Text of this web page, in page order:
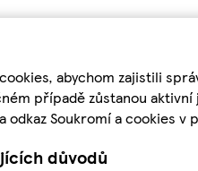
abychom zajistili
případě zůstanou
odkaz Soukromí a cookies v
důvodů